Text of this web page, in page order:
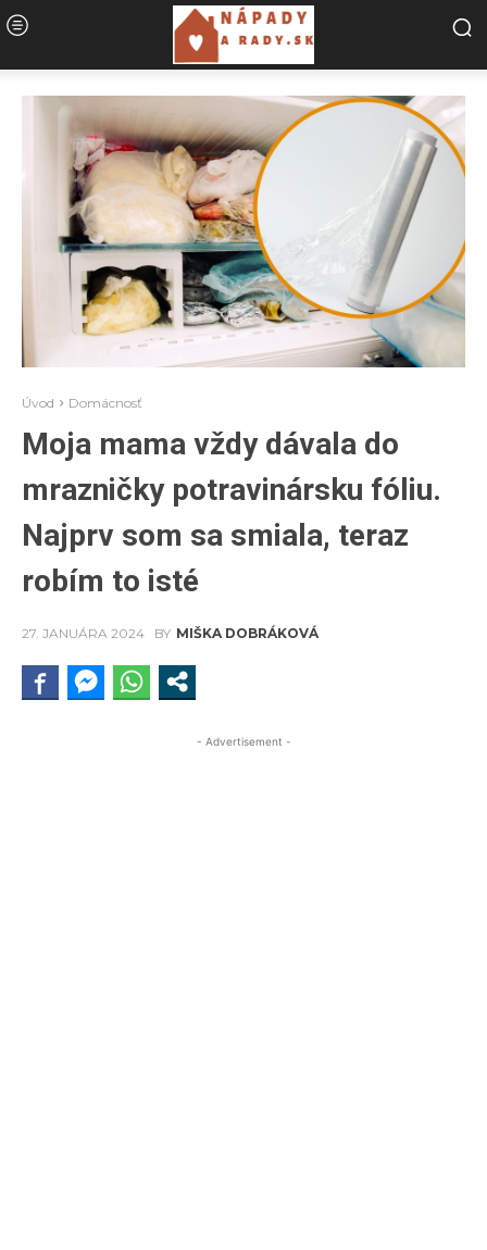
Úvod Domácnosť
Moja mama vždy dávala do
mrazničky potravinársku fóliu.
Najprv som sa smiala, teraz
robím to isté
27. JANUÁRA 2024 BY MIŠKA DOBRÁKOVÁ
- Advertisement -